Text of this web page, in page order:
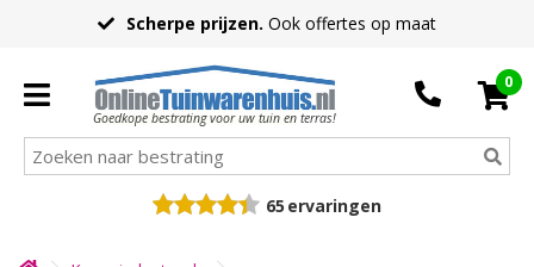
Scherpe prijzen. Ook offertes op maat
Goedkope bestrating voor uw tuin en terras!
0
65 ervaringen